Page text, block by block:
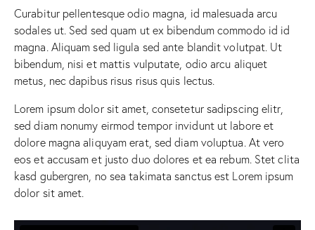
Curabitur pellentesque odio magna, id malesuada arcu
sodales ut. Sed sed quam ut ex bibendum commodo id id
magna. Aliquam sed ligula sed ante blandit volutpat. Ut
bibendum, nisi et mattis vulputate, odio arcu aliquet
metus, nec dapibus risus risus quis lectus.
Lorem ipsum dolor sit amet, consetetur sadipscing elitr,
sed diam nonumy eirmod tempor invidunt ut labore et
dolore magna aliquyam erat, sed diam voluptua. At vero
eos et accusam et justo duo dolores et ea rebum. Stet clita
kasd gubergren, no sea takimata sanctus est Lorem ipsum
dolor sit amet.